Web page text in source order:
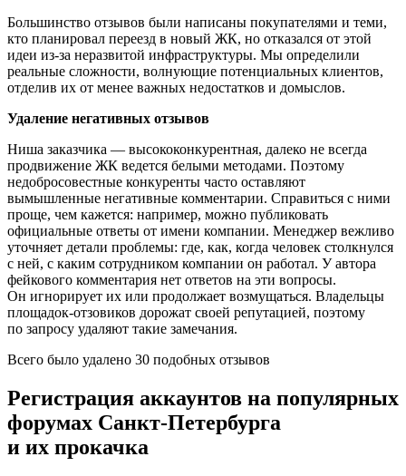
Большинство отзывов были написаны покупателями и теми,
кто планировал переезд в новый ЖК, но отказался от этой
идеи из-за неразвитой инфраструктуры. Мы определили
реальные сложности, волнующие потенциальных клиентов,
отделив их от менее важных недостатков и домыслов.
Удаление негативных отзывов
Ниша заказчика — высококонкурентная, далеко не всегда
продвижение ЖК ведется белыми методами. Поэтому
недобросовестные конкуренты часто оставляют
вымышленные негативные комментарии. Справиться с ними
проще, чем кажется: например, можно публиковать
официальные ответы от имени компании. Менеджер вежливо
уточняет детали проблемы: где, как, когда человек столкнулся
с ней, с каким сотрудником компании он работал. У автора
фейкового комментария нет ответов на эти вопросы.
Он игнорирует их или продолжает возмущаться. Владельцы
площадок-отзовиков дорожат своей репутацией, поэтому
по запросу удаляют такие замечания.
Всего было удалено 30 подобных отзывов
Регистрация аккаунтов на популярных
форумах Санкт-Петербурга
и их прокачка